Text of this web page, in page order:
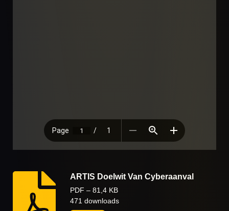
ARTIS Doelwit Van Cyberaanval
PDF – 81,4 KB
471 downloads